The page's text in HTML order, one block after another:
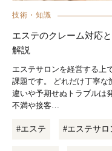
技術・知識
エステのクレーム対応
解説
エステサロンを経営する上
課題です。 どれだけ丁寧
違いや予期せぬトラブルは
不満や接客…
#エステ #エステサロ